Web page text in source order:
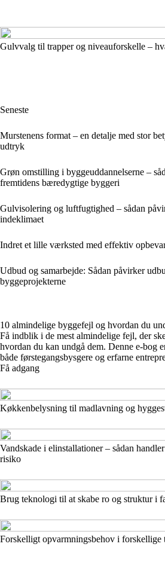
Gulvvalg til trapper og niveauforskelle –
Seneste
Murstenens format – en detalje med stor
udtryk
Grøn omstilling i byggeuddannelserne –
fremtidens bæredygtige byggeri
Gulvisolering og luftfugtighed – sådan
indeklimaet
Indret et lille værksted med effektiv
Udbud og samarbejde: Sådan påvirker
byggeprojekterne
10 almindelige byggefejl og hvordan du
Få indblik i de mest almindelige fejl, der
hvordan du kan undgå dem. Denne e-bog
både førstegangsbysgere og erfarne
Få adgang
Køkkenbelysning til madlavning og
Vandskade i elinstallationer – sådan
risiko
Brug teknologi til at skabe ro og struktur i
Forskelligt opvarmningsbehov i forskellige